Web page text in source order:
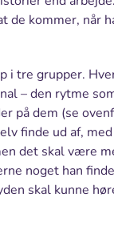
de kommer, når
i tre grupper.
– den rytme
på dem (se
finde ud af,
det skal være
noget han
skal kunne